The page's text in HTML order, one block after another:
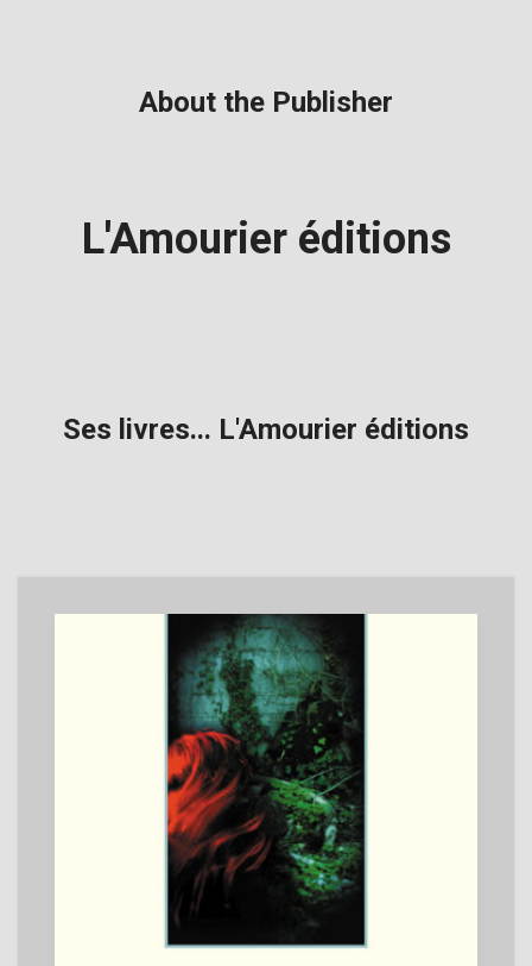
About the Publisher
L'Amourier éditions
Ses livres... L'Amourier éditions